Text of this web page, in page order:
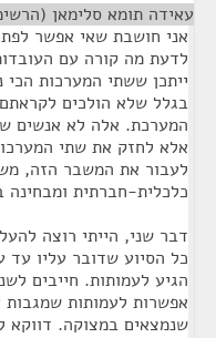
עאידה תומא סלימאן
אני חושבת שאי אפשר
לדעת מה קורה עם
ייתכן ששתי המערכות הכי
בגלל שלא הולכים
המערכת. אלה לא אנשים
אלא לחזק את שתי
לעבור את המשבר הזה,
כלכלית-חברתית ומבחינה
דבר שני, הייתי רוצה
הגיע לעמותות. חייבים
אפשרות לעמותות
שנמצאים במצוקה. דווקא